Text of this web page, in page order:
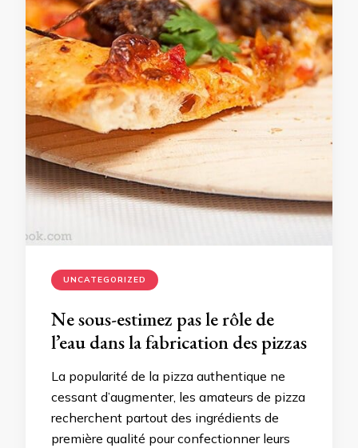
UNCATEGORIZED
Ne sous-estimez pas le rôle de
l’eau dans la fabrication des pizzas
La popularité de la pizza authentique ne
cessant d’augmenter, les amateurs de pizza
recherchent partout des ingrédients de
première qualité pour confectionner leurs